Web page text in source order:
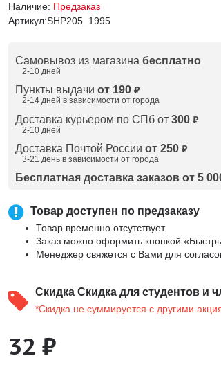
Наличие: Предзаказ
Артикул:SHP205_1995
Самовывоз из магазина бесплатно
2-10 дней
Пункты выдачи от 190 ₽
2-14 дней в зависимости от города
Доставка курьером по СПб от 300 ₽
2-10 дней
Доставка Почтой России от 250 ₽
3-21 день в зависимости от города
Бесплатная доставка заказов от 5
Товар доступен по предзаказу
Товар временно отсутствует.
Заказ можно оформить кнопкой
Менеджер свяжется с Вами для
Скидка Скидка для студентов и
*Скидка не суммируется с другими
32 ₽